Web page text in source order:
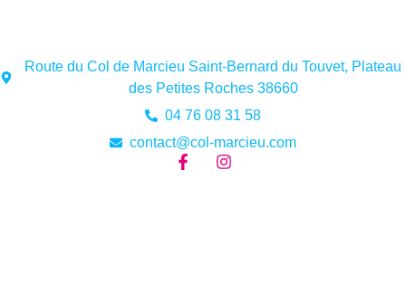
Route du Col de Marcieu Saint-Bernard du Touvet, Plateau
des Petites Roches 38660
04 76 08 31 58
contact@col-marcieu.com